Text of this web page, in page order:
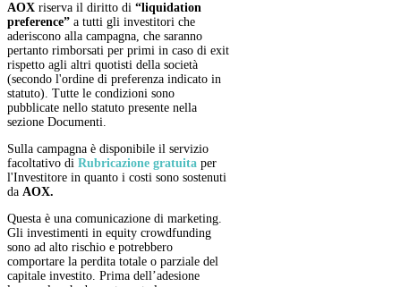
AOX riserva il diritto di “liquidation
preference” a tutti gli investitori che
aderiscono alla campagna, che saranno
pertanto rimborsati per primi in caso di exit
rispetto agli altri quotisti della società
(secondo l'ordine di preferenza indicato in
statuto). Tutte le condizioni sono
pubblicate nello statuto presente nella
sezione Documenti.
Sulla campagna è disponibile il servizio
facoltativo di Rubricazione gratuita per
l'Investitore in quanto i costi sono sostenuti
da AOX.
Questa è una comunicazione di marketing.
Gli investimenti in equity crowdfunding
sono ad alto rischio e potrebbero
comportare la perdita totale o parziale del
capitale investito. Prima dell’adesione